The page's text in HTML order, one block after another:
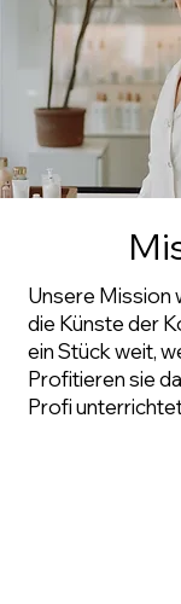
Unsere Mission
die Künste der
ein Stück weit,
Profitieren sie
Profi